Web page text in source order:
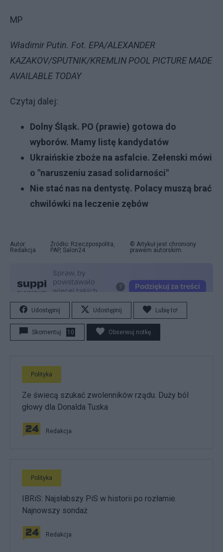
MP
Władimir Putin. Fot. EPA/ALEXANDER
KAZAKOV/SPUTNIK/KREMLIN POOL PICTURE MADE
AVAILABLE TODAY
Czytaj dalej:
Dolny Śląsk. PO (prawie) gotowa do
wyborów. Mamy listę kandydatów
Ukraińskie zboże na asfalcie. Zełenski mówi
o "naruszeniu zasad solidarności"
Nie stać nas na dentystę. Polacy muszą brać
chwilówki na leczenie zębów
Autor:
Redakcja
Źródło: Rzeczpospolita,
PAP, Salon24
© Artykuł jest chroniony
prawem autorskim.
Udostępnij Udostępnij Lubię to!
Skomentuj 10 Obserwuj notkę
Polityka
Ze świecą szukać zwolenników rządu. Duży ból
głowy dla Donalda Tuska
Redakcja
Polityka
IBRiS: Najsłabszy PiS w historii po rozłamie.
Najnowszy sondaż
Redakcja